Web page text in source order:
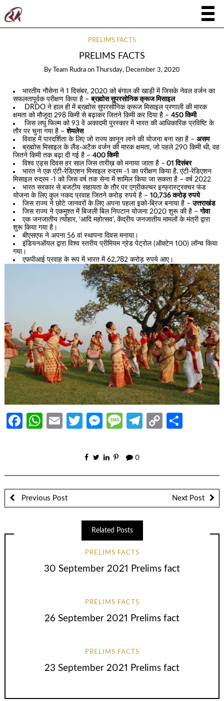
PRELIMS FACTS
PRELIMS FACTS
By Team Rudra on Thursday, December 3, 2020
भारतीय नौसेना ने 1 दिसंबर, 2020 को बंगाल की खाड़ी में जिसके नेवल वर्जन का
सफलतापूर्वक परीक्षण किया है –ब्रह्मोस सुपरसोनिक क्रूज मिसाइल
DRDO ने हाल ही में ब्रह्मोस सुपरसोनिक क्रूज मिसाइल प्रणाली की मारक
क्षमता को मौजूदा 298 किमी से बढ़ाकर जितने किमी कर दिया है –450 किमी
जिस लघु फिल्म को 93 वें अकादमी पुरस्कार में भारत की आधिकारिक प्रविष्टि के
तौर पर चुना गया है –शेमलेस
विवाह में पारदर्शिता के लिए जो राज्य कानून लाने की योजना बना रहा है –असम
ब्रह्मोस मिसाइल के लैंड-अटैक वर्जन की मारक क्षमता, जो पहले 290 किमी थी, वह
जितने किमी तक बढ़ा दी गई है –400 किमी
विश्व एड्स दिवस हर साल जिस तारीख़ को मनाया जाता है – 01 दिसंबर
भारत ने एक एंटी-रेडिएशन मिसाइल रुद्रम -1 का परीक्षण किया है. एंटी-रेडिएशन
मिसाइल रुद्रम -1 को जिस वर्ष तक सेना में शामिल किया जा सकता है – वर्ष 2022
भारत सरकार से बजटीय सहायता के तौर पर एग्रीकल्चर इन्फ्रास्ट्रक्चर फंड
योजना के लिए कुल नकद प्रवाह जितने करोड़ रुपये है –10,736 करोड़ रुपये
जिस राज्य ने छोटे जानवरों के लिए अपना पहला इको-ब्रिज बनाया है –उत्तराखंड
जिस राज्य ने एकमुश्त में बिजली बिल निपटान योजना 2020 शुरू की है –गोवा
एक जनजातीय त्योहार, ‘आदि महोत्सव’, केंद्रीय जनजातीय मामलों के मंत्री द्वारा
शुरू किया गया है।
बीएसएफ ने अपना 56 वां स्थापना दिवस मनाया।
इंडियनऑयल द्वारा विश्व स्तरीय प्रीमियम ग्रेड पेट्रोल (ऑक्टेन 100) लॉन्च किया
गया।
एफपीआई प्रवाह के रूप में भारत में 62,782 करोड़ रुपये आए।
Facebook
WhatsApp
EmailTwitter
Messenger
Message
Telegram
Copy
0
Previous Post Next Post
Related Posts
PRELIMS FACTS
30 September 2021 Prelims fact
PRELIMS FACTS
26 September 2021 Prelims fact
PRELIMS FACTS
23 September 2021 Prelims fact